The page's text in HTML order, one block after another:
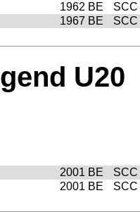
1962 BE
1967 BE
U20
2001 BE
2001 BE